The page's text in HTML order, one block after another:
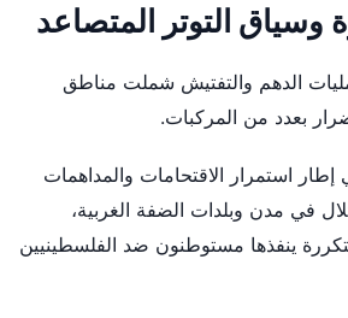
التوتر المتصاعد
الدهم والتفتيش شملت مناطق
بعدد من المركبات.
إطار استمرار الاقتحامات والمداهمات
في مدن وبلدات الضفة الغربية،
ينفذها مستوطنون ضد الفلسطينيين